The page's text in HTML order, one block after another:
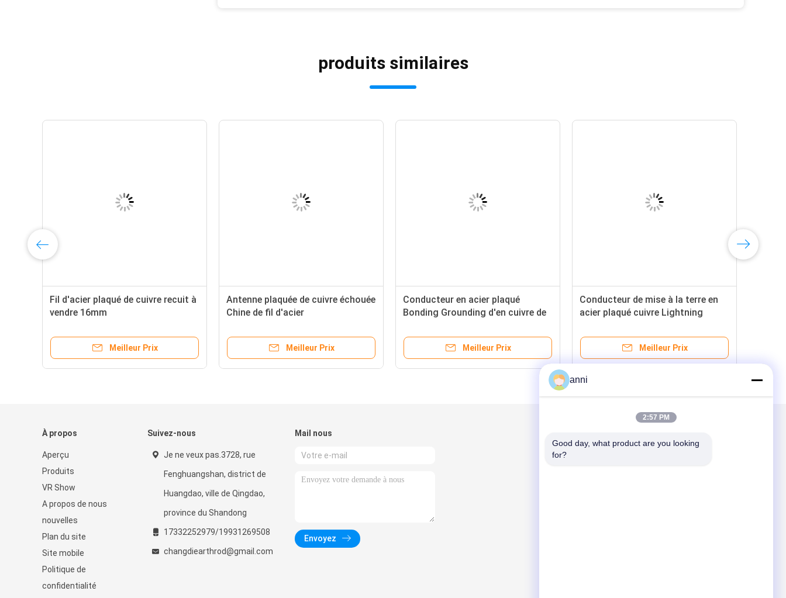
produits similaires
Fil d'acier plaqué de cuivre recuit à
vendre 16mm
Meilleur Prix
Antenne plaquée de cuivre échouée
Chine de fil d'acier
Meilleur Prix
Conducteur en acier plaqué
Bonding Grounding d'en cuivre de
Meilleur Prix
Conducteur de mise à la terre en
acier plaqué cuivre Lightning
Meilleur Prix
À propos
Aperçu
Produits
VR Show
A propos de nous
nouvelles
Plan du site
Site mobile
Politique de
confidentialité
Suivez-nous
Je ne veux pas.3728, rue
Fenghuangshan, district de
Huangdao, ville de Qingdao,
province du Shandong
17332252979/19931269508
changdiearthrod@gmail.com
Mail nous
Envoyez
anni
2:57 PM
Good day, what product are you looking
for?